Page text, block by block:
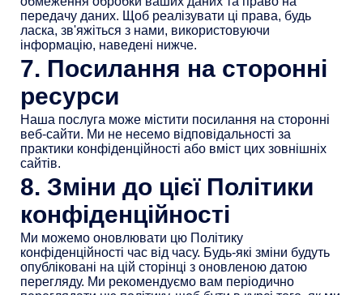
передачу даних. Щоб реалізувати ці права, будь
ласка, зв'яжіться з нами, використовуючи
інформацію, наведені нижче.
7. Посилання на сторонні
ресурси
Наша послуга може містити посилання на сторонні
веб-сайти. Ми не несемо відповідальності за
практики конфіденційності або вміст цих зовнішніх
сайтів.
8. Зміни до цієї Політики
конфіденційності
Ми можемо оновлювати цю Політику
конфіденційності час від часу. Будь-які зміни будуть
опубліковані на цій сторінці з оновленою датою
перегляду. Ми рекомендуємо вам періодично